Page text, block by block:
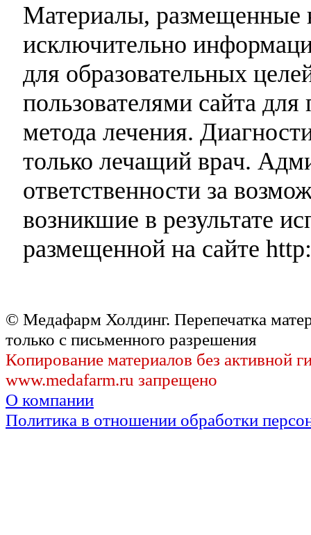
Материалы, размещенные
исключительно
для образовательных
пользователями сайта
метода лечения.
только лечащий врач.
ответственности за
возникшие в результате
размещенной на сайте
© Медафарм Холдинг. Перепечатка
только с письменного разрешения
Копирование материалов без активной
www.medafarm.ru запрещено
О компании
Политика в отношении обработки